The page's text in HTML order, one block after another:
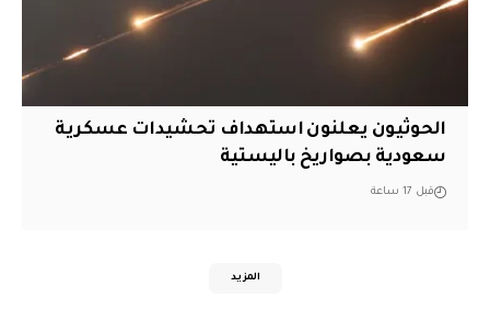
الحوثيون يعلنون استهداف تحشيدات عسكرية
سعودية بصواريخ باليستية
قبل 17 ساعة
المزيد